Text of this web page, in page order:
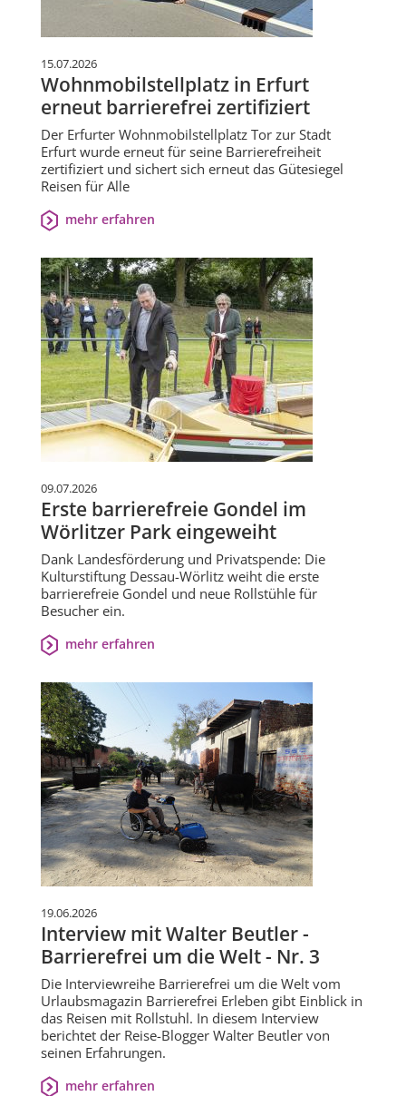
15.07.2026
Wohnmobilstellplatz in Erfurt
erneut barrierefrei zertifiziert
Der Erfurter Wohnmobilstellplatz Tor zur Stadt
Erfurt wurde erneut für seine Barrierefreiheit
zertifiziert und sichert sich erneut das Gütesiegel
Reisen für Alle
mehr erfahren
09.07.2026
Erste barrierefreie Gondel im
Wörlitzer Park eingeweiht
Dank Landesförderung und Privatspende: Die
Kulturstiftung Dessau-Wörlitz weiht die erste
barrierefreie Gondel und neue Rollstühle für
Besucher ein.
mehr erfahren
19.06.2026
Interview mit Walter Beutler -
Barrierefrei um die Welt - Nr. 3
Die Interviewreihe Barrierefrei um die Welt vom
Urlaubsmagazin Barrierefrei Erleben gibt Einblick in
das Reisen mit Rollstuhl. In diesem Interview
berichtet der Reise-Blogger Walter Beutler von
seinen Erfahrungen.
mehr erfahren